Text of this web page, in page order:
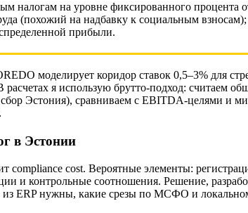
налогам на уровне фиксированного процента
(похожий на надбавку к социальным взносам);
прибыли.
моделирует коридор ставок 0,5–3% для
я использую брутто‑подход: считаем
Эстония), сравниваем с EBITDA‑целями и
в Эстонии
compliance cost. Вероятные элементы:
и контрольные соотношения. Решение,
ERP нужны, какие срезы по МСФО и